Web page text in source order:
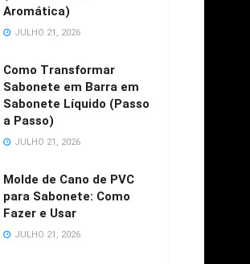
Aromática)
JULHO 21, 2026
Como Transformar
Sabonete em Barra em
Sabonete Líquido (Passo
a Passo)
JULHO 21, 2026
Molde de Cano de PVC
para Sabonete: Como
Fazer e Usar
JULHO 21, 2026